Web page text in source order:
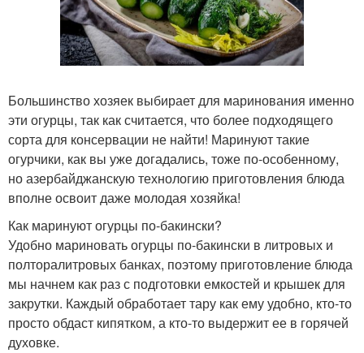
Большинство хозяек выбирает для маринования именно
эти огурцы, так как считается, что более подходящего
сорта для консервации не найти! Маринуют такие
огурчики, как вы уже догадались, тоже по-особенному,
но азербайджанскую технологию приготовления блюда
вполне освоит даже молодая хозяйка!
Как маринуют огурцы по-бакински?
Удобно мариновать огурцы по-бакински в литровых и
полторалитровых банках, поэтому приготовление блюда
мы начнем как раз с подготовки емкостей и крышек для
закрутки. Каждый обработает тару как ему удобно, кто-то
просто обдаст кипятком, а кто-то выдержит ее в горячей
духовке.